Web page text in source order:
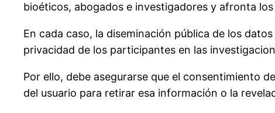
bioéticos, abogados e investigadores y afronta
En cada caso, la diseminación pública de los
privacidad de los participantes en las
Por ello, debe asegurarse que el consentimiento
del usuario para retirar esa información o la